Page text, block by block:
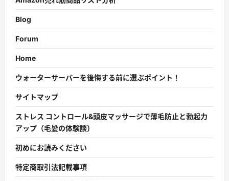
Blog
Forum
Home
ウォーターサーバーを後悔する前に選ぶポイント！
サイトマップ
ストレス コントロール&頭皮マッサージで薄毛防止と勃起力
アップ（毛髪の体験談）
初めにお読みください
特定商取引法記載事項